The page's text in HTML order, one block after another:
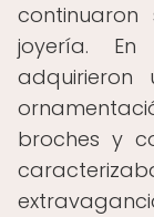
joyería.
broches y